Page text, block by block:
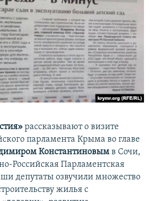
рассказывают о визите
парламента Крыма во главе
Константиновым в Сочи,
Российская Парламентская
депутаты озвучили множество
жилья с